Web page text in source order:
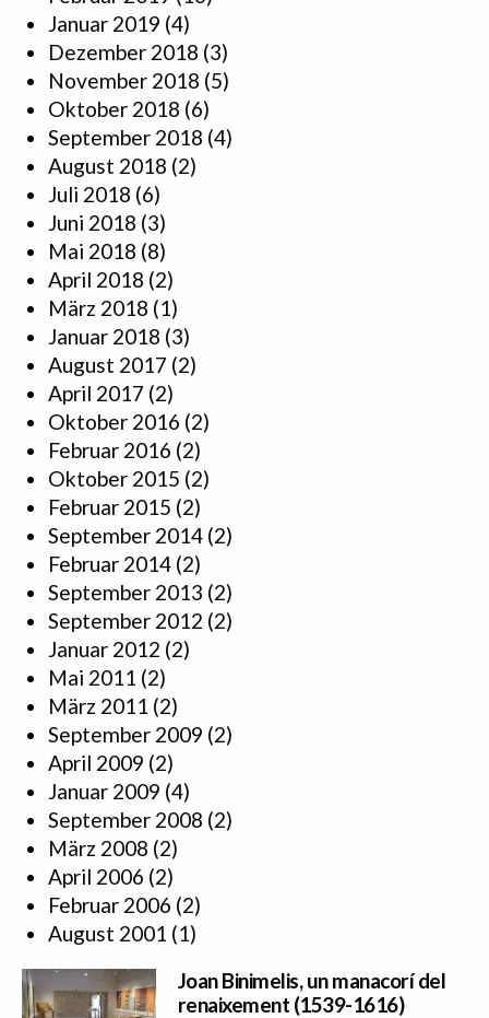
Januar 2019 (4)
Dezember 2018 (3)
November 2018 (5)
Oktober 2018 (6)
September 2018 (4)
August 2018 (2)
Juli 2018 (6)
Juni 2018 (3)
Mai 2018 (8)
April 2018 (2)
März 2018 (1)
Januar 2018 (3)
August 2017 (2)
April 2017 (2)
Oktober 2016 (2)
Februar 2016 (2)
Oktober 2015 (2)
Februar 2015 (2)
September 2014 (2)
Februar 2014 (2)
September 2013 (2)
September 2012 (2)
Januar 2012 (2)
Mai 2011 (2)
März 2011 (2)
September 2009 (2)
April 2009 (2)
Januar 2009 (4)
September 2008 (2)
März 2008 (2)
April 2006 (2)
Februar 2006 (2)
August 2001 (1)
Joan Binimelis, un manacorí del
renaixement (1539-1616)